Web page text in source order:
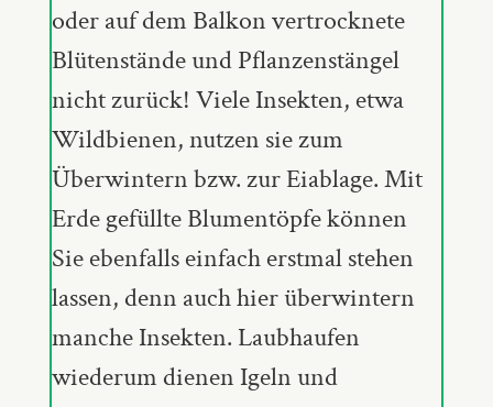
oder auf dem Balkon vertrocknete
Blütenstände und Pflanzenstängel
nicht zurück! Viele Insekten, etwa
Wildbienen, nutzen sie zum
Überwintern bzw. zur Eiablage. Mit
Erde gefüllte Blumentöpfe können
Sie ebenfalls einfach erstmal stehen
lassen, denn auch hier überwintern
manche Insekten. Laubhaufen
wiederum dienen Igeln und